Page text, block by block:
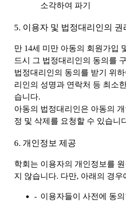
소각하여 파기
5. 이용자 및 법정대리인의 권
만 14세 미만 아동의 회원가입
드시 그 법정대리인의 동의를
법정대리인의 동의를 받기 위
리인의 성명과 연락처 등 최소
습니다.
아동의 법정대리인은 아동의
정 및 삭제를 요청할 수 있습니
6. 개인정보 제공
학회는 이용자의 개인정보를
지 않습니다. 다만, 아래의 경우
이용자들이 사전에 동